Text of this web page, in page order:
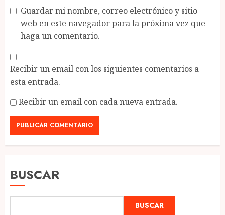
Guardar mi nombre, correo electrónico y sitio
web en este navegador para la próxima vez que
haga un comentario.
Recibir un email con los siguientes comentarios a
esta entrada.
Recibir un email con cada nueva entrada.
BUSCAR
BUSCAR